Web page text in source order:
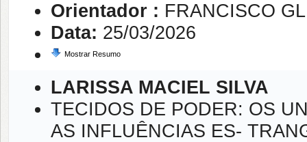
Orientador : FRANCISCO
Data: 25/03/2026
Mostrar Resumo
LARISSA MACIEL SILVA
TECIDOS DE PODER: OS
AS INFLUÊNCIAS ES-